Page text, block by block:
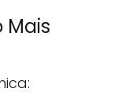
Mais